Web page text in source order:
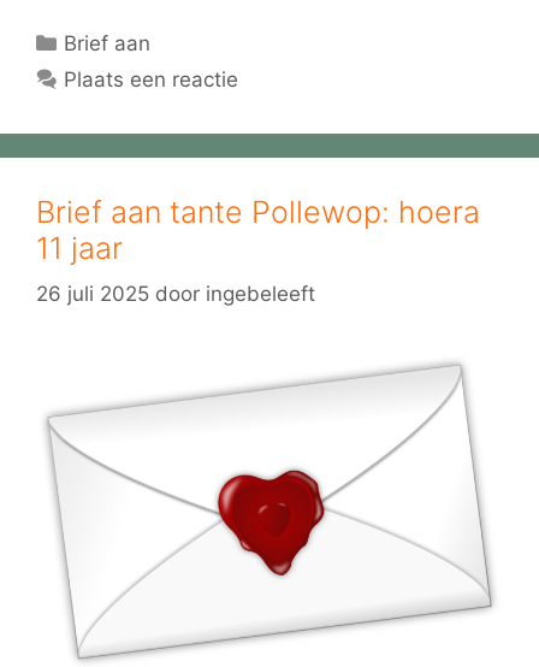
Categorieën
Brief aan
Plaats een reactie
Brief aan tante Pollewop: hoera
11 jaar
26 juli 2025 door ingebeleeft